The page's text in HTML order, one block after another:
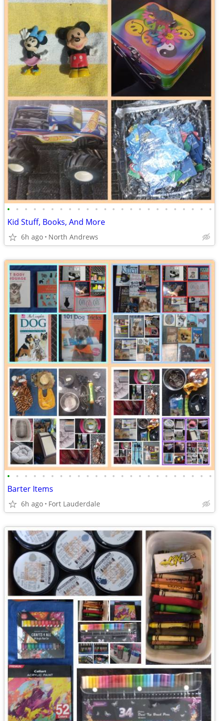
• • • • • • • • • • • • • • • • • • • • • • • •
Kid Stuff, Books, And More
6h ago North Andrews
• • • • • • • • • • • • • • • • • • • • • • • •
Barter Items
6h ago Fort Lauderdale